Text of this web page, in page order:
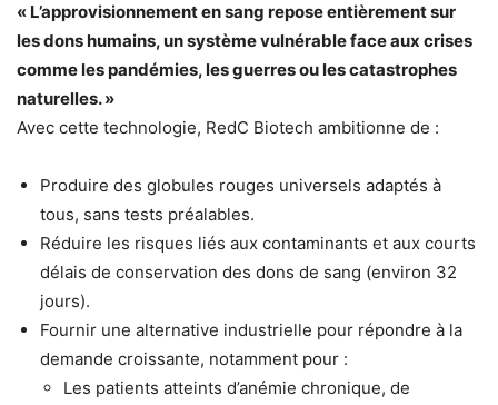
« L’approvisionnement en sang repose entièrement sur
les dons humains, un système vulnérable face aux crises
comme les pandémies, les guerres ou les catastrophes
naturelles. »
Avec cette technologie, RedC Biotech ambitionne de :
Produire des globules rouges universels adaptés à
tous, sans tests préalables.
Réduire les risques liés aux contaminants et aux courts
délais de conservation des dons de sang (environ 32
jours).
Fournir une alternative industrielle pour répondre à la
demande croissante, notamment pour :
Les patients atteints d’anémie chronique, de